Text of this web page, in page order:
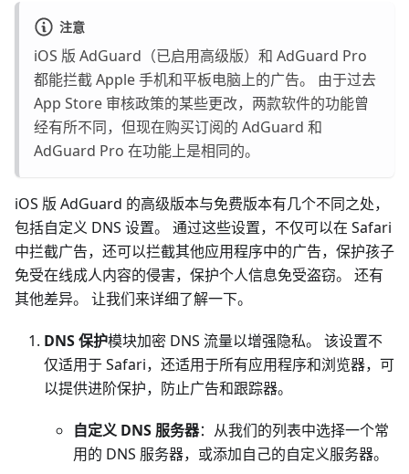
注意
iOS 版 AdGuard（已启用高级版）和 AdGuard Pro
都能拦截 Apple 手机和平板电脑上的广告。 由于过去
App Store 审核政策的某些更改，两款软件的功能曾
经有所不同，但现在购买订阅的 AdGuard 和
AdGuard Pro 在功能上是相同的。
iOS 版 AdGuard 的高级版本与免费版本有几个不同之处，
包括自定义 DNS 设置。 通过这些设置，不仅可以在 Safari
中拦截广告，还可以拦截其他应用程序中的广告，保护孩子
免受在线成人内容的侵害，保护个人信息免受盗窃。 还有
其他差异。 让我们来详细了解一下。
DNS 保护模块加密 DNS 流量以增强隐私。 该设置不
仅适用于 Safari，还适用于所有应用程序和浏览器，可
以提供进阶保护，防止广告和跟踪器。
自定义 DNS 服务器：从我们的列表中选择一个常
用的 DNS 服务器，或添加自己的自定义服务器。